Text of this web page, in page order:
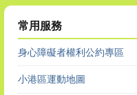
常用服務
身心障礙者權利公約專區
小港區運動地圖